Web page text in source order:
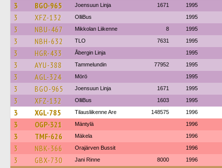
3 BGO-965 Joensuun Linja 1671 1995
3 XFZ-132 OlliBus 1995
3 NBU-467 Mikkolan Liikenne 8 1995
3 NBH-632 TLO 7631 1995
3 HGR-433 Åbergin Linja 1995
3 AYU-388 Tammelundin 77952 1995
3 AGL-324 Mörö 1995
3 BGO-965 Joensuun Linja 1671 1995
3 XFZ-132 OlliBus 1603 1995
3 XGL-785 Tilausliikenne Are 148575 1996
3 OGP-321 Mäntylä 1996
3 TMF-626 Mäkela 1996
3 NBK-366 Orajärven Bussit 1996
3 GBX-730 Jani Rinne 8000 1996